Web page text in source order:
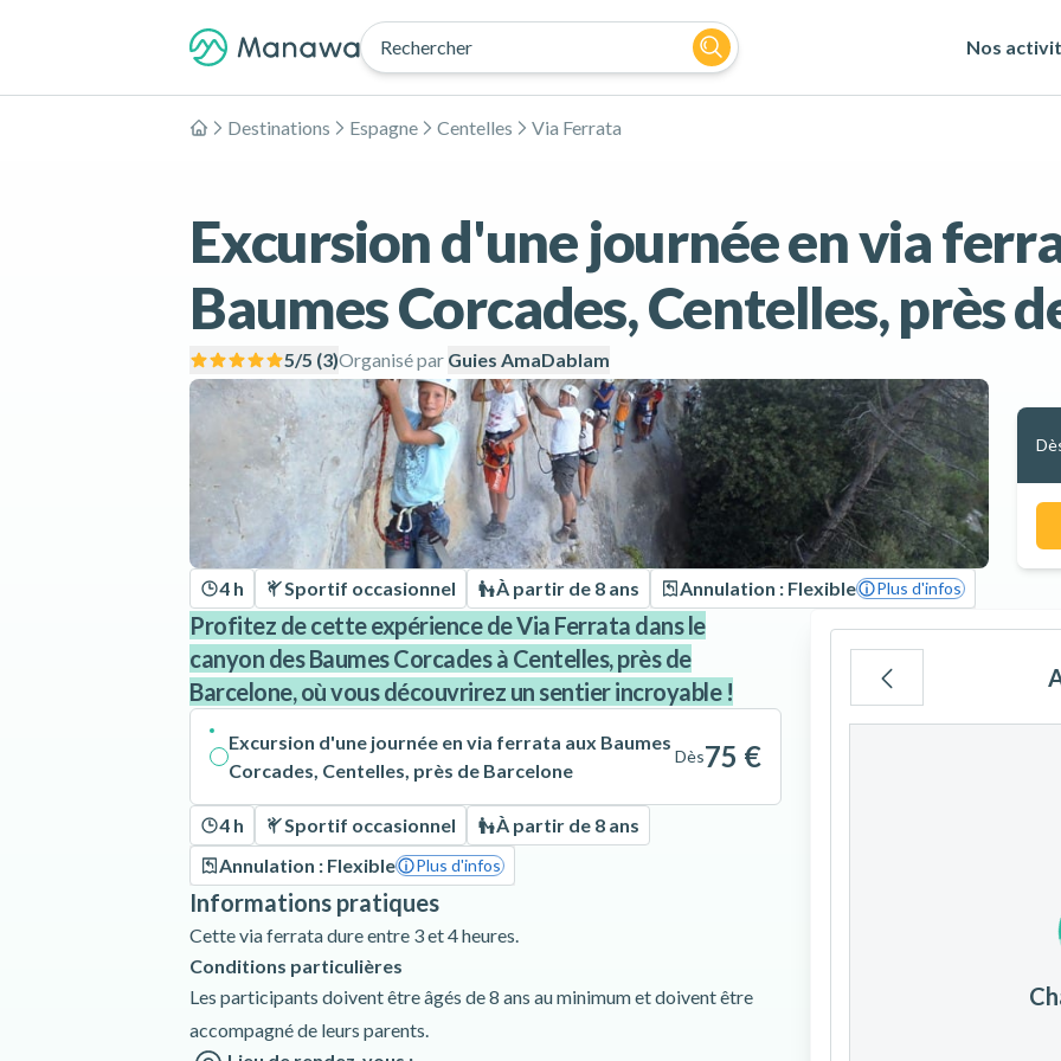
Rechercher Nos
Accueil
Destinations Espagne Centelles Via Ferrata
Excursion d'une journée en via
Baumes Corcades, Centelles, près
Organisé par Guies AmaDablam
5/5 (3)
4 h Sportif occasionnel À partir de 8 ans Annulation : Flexible Plus d'infos
Profitez de cette expérience de Via Ferrata dans le
canyon des Baumes Corcades à Centelles, près de
Barcelone, où vous découvrirez un sentier incroyable !
Excursion d'une journée en via ferrata aux Baumes
Corcades, Centelles, près de Barcelone
Dès75 €
4 h Sportif occasionnel
À partir de 8 ans
Annulation : Flexible
Plus d'infos
Informations pratiques
Cette via ferrata dure entre 3 et 4 heures.
Conditions particulières
Les participants doivent être âgés de 8 ans au minimum et doivent être
accompagné de leurs parents.
19